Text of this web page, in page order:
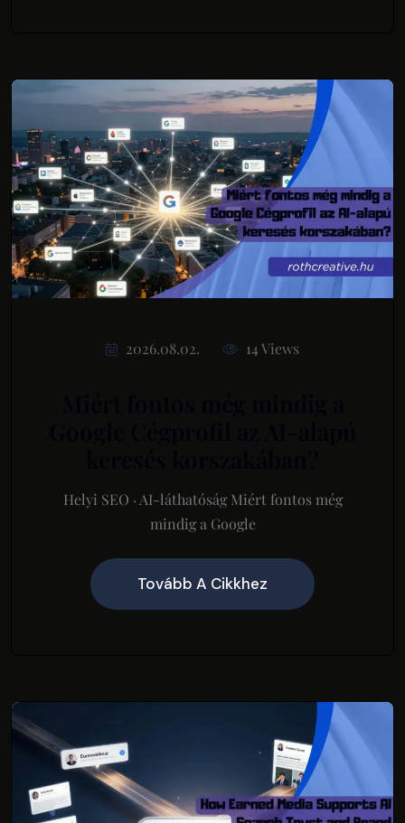
2026.08.02. 14 Views
Helyi SEO · AI-láthatóság Miért fontos még
mindig a Google
Tovább A Cikkhez